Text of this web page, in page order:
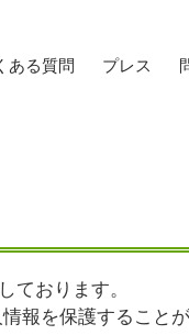
ある質問 プレス
おります。
報を保護すること